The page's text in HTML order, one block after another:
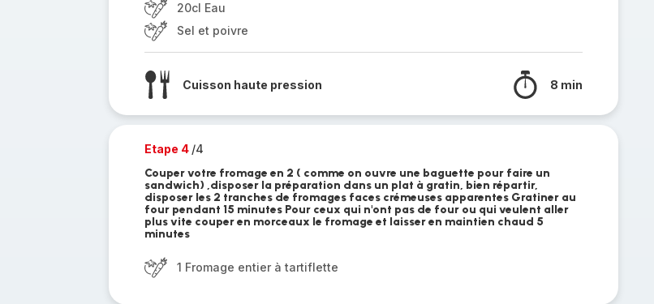
20cl Eau
Sel et poivre
Cuisson haute pression 8 min
Etape 4 /4
Couper votre fromage en 2 ( comme on ouvre une baguette pour faire un
sandwich) ,disposer la préparation dans un plat à gratin, bien répartir,
disposer les 2 tranches de fromages faces crémeuses apparentes Gratiner au
four pendant 15 minutes Pour ceux qui n'ont pas de four ou qui veulent aller
plus vite couper en morceaux le fromage et laisser en maintien chaud 5
minutes
1 Fromage entier à tartiflette